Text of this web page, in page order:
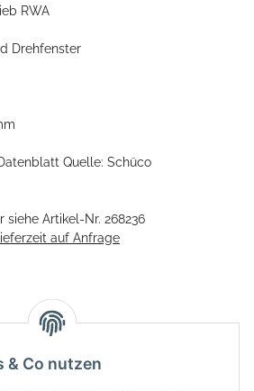
& Co nutzen
RWA
Drehfenster
Quelle: Schüco
siehe Artikel-Nr. 268236
auf Anfrage